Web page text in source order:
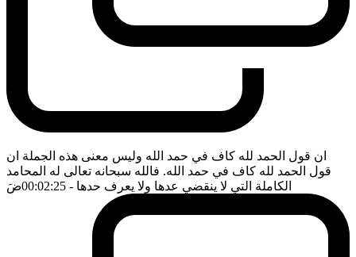
ان قول الحمد لله كاف في حمد الله وليس معنى هذه الجملة ان
قول الحمد لله كاف في حمد الله. فالله سبحانه تعالى له المحامد
الكاملة التي لا ينقضي عدها ولا يعرف حدها - 00:02:25 ضَ